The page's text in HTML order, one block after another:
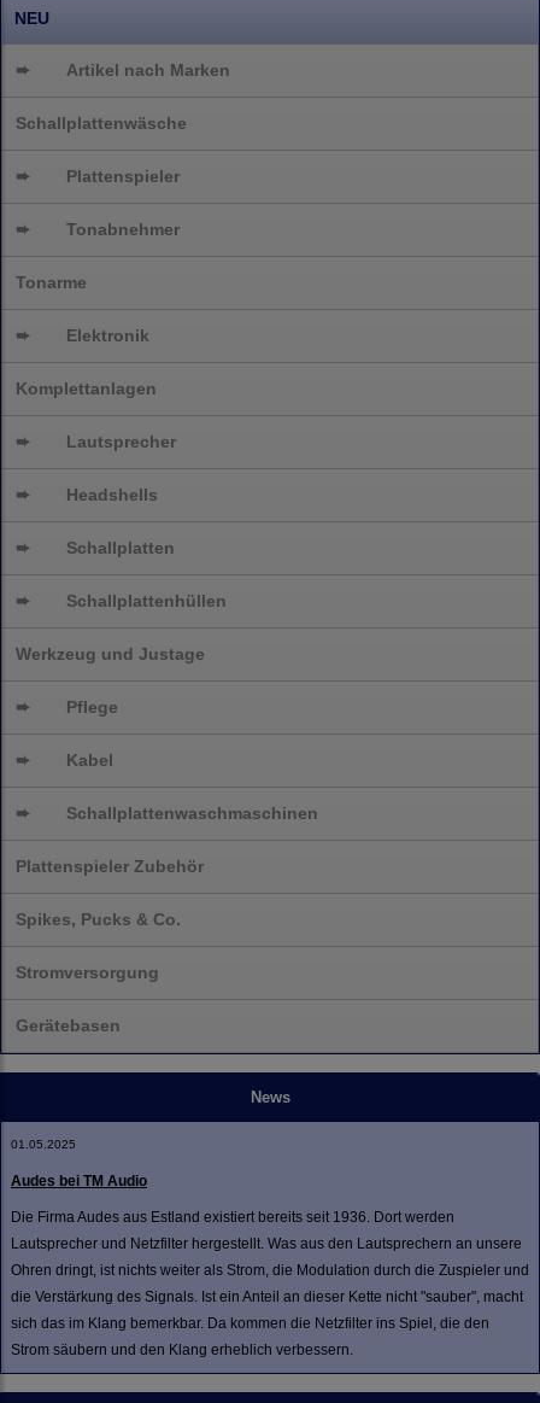
NEU
➨ Artikel nach Marken
Schallplattenwäsche
➨ Plattenspieler
➨ Tonabnehmer
Tonarme
➨ Elektronik
Komplettanlagen
➨ Lautsprecher
➨ Headshells
➨ Schallplatten
➨ Schallplattenhüllen
Werkzeug und Justage
➨ Pflege
➨ Kabel
➨ Schallplattenwaschmaschinen
Plattenspieler Zubehör
Spikes, Pucks & Co.
Stromversorgung
Gerätebasen
News
01.05.2025
Audes bei TM Audio
Die Firma Audes aus Estland existiert bereits seit 1936. Dort werden
Lautsprecher und Netzfilter hergestellt. Was aus den Lautsprechern an unsere
Ohren dringt, ist nichts weiter als Strom, die Modulation durch die Zuspieler und
die Verstärkung des Signals. Ist ein Anteil an dieser Kette nicht "sauber", macht
sich das im Klang bemerkbar. Da kommen die Netzfilter ins Spiel, die den
Strom säubern und den Klang erheblich verbessern.